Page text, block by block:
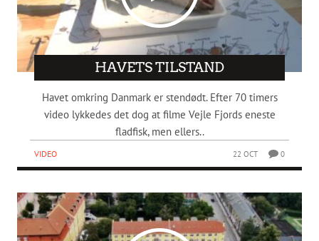
HAVETS TILSTAND
Havet omkring Danmark er stendødt. Efter 70 timers
video lykkedes det dog at filme Vejle Fjords eneste
fladfisk, men ellers..
VIDEO 22 OCT 0